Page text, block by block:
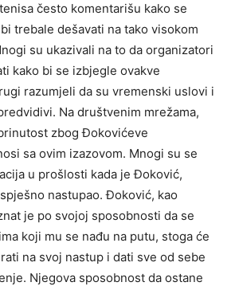
često komentarišu kako se
trebale dešavati na tako visokom
su ukazivali na to da organizatori
kako bi se izbjegle ovakve
razumjeli da su vremenski uslovi i
Na društvenim mrežama,
zbog Đokovićeve
sa ovim izazovom. Mnogi su se
u prošlosti kada je Đoković,
nastupao.Đoković, kao
je po svojoj sposobnosti da se
koji mu se nađu na putu, stoga će
na svoj nastup i dati sve od sebe
Njegova sposobnost da ostane